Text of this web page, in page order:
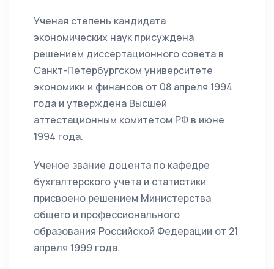
Ученая степень кандидата
экономических наук присуждена
решением диссертационного совета в
Санкт-Петербургском университете
экономики и финансов от 08 апреля 1994
года и утверждена Высшей
аттестационным комитетом РФ в июне
1994 года.
Ученое звание доцента по кафедре
бухгалтерского учета и статистики
присвоено решением Министерства
общего и профессионального
образования Российской Федерации от 21
апреля 1999 года.